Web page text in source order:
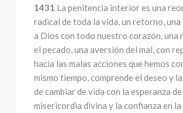
1431 La penitencia interior es una
radical de toda la vida, un retorno,
a Dios con todo nuestro corazón, una
el pecado, una aversión del mal, con
hacia las malas acciones que hemos
mismo tiempo, comprende el deseo y
de cambiar de vida con la esperanza de
misericordia divina y la confianza en la